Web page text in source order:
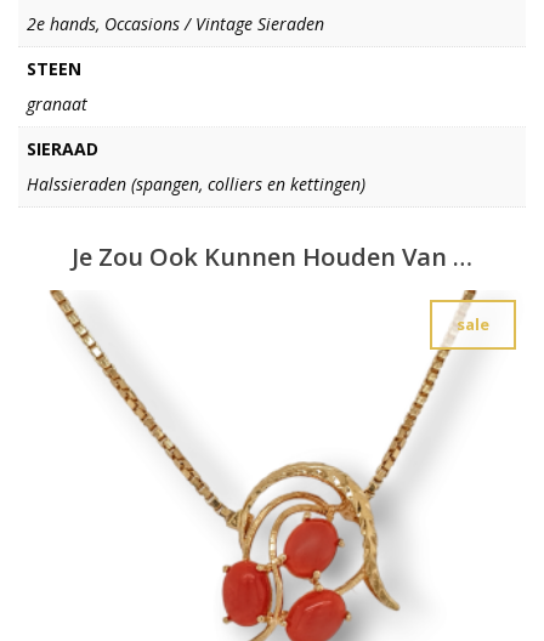
2e hands, Occasions / Vintage Sieraden
STEEN
granaat
SIERAAD
Halssieraden (spangen, colliers en kettingen)
Je Zou Ook Kunnen Houden Van …
sale